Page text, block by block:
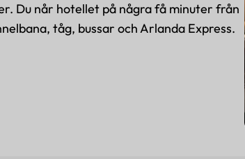
Du når hotellet på några få minuter från
tåg, bussar och Arlanda Express.